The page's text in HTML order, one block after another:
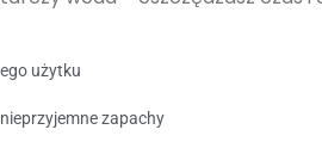
użytku
zapachy